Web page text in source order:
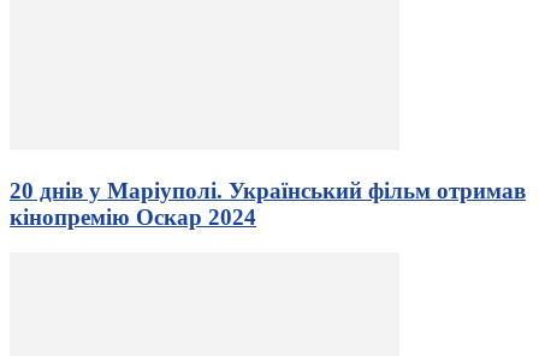
20 днів у Маріуполі. Український фільм отримав
кінопремію Оскар 2024